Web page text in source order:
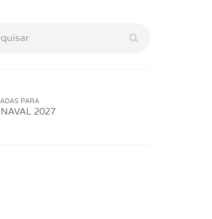
PARA
2027